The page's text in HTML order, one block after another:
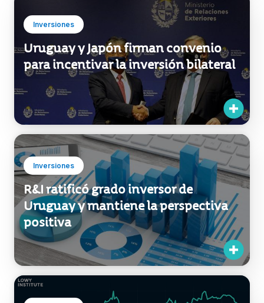
Inversiones
Uruguay y Japón firman convenio
para incentivar la inversión bilateral
Inversiones
R&I ratificó grado inversor de
Uruguay y mantiene la perspectiva
positiva